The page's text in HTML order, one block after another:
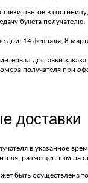
цветов в
букета получателю.
дни: 14 февраля, 8
доставки
получателя при
доставки
в указанное
размещенным на
быть осуществлена